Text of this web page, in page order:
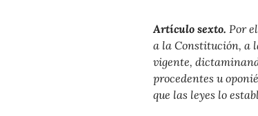
Artículo sexto. Por
a la Constitución, a
vigente,
procedentes u
que las leyes lo